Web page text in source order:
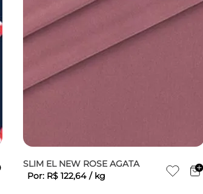
SLIM EL NEW ROSE AGATA
Por: R$ 122,64 / kg